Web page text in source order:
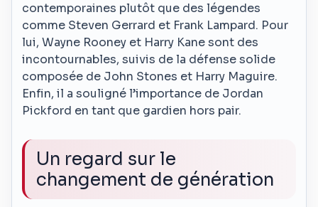
contemporaines plutôt que des légendes
comme Steven Gerrard et Frank Lampard. Pour
lui, Wayne Rooney et Harry Kane sont des
incontournables, suivis de la défense solide
composée de John Stones et Harry Maguire.
Enfin, il a souligné l’importance de Jordan
Pickford en tant que gardien hors pair.
Un regard sur le
changement de génération